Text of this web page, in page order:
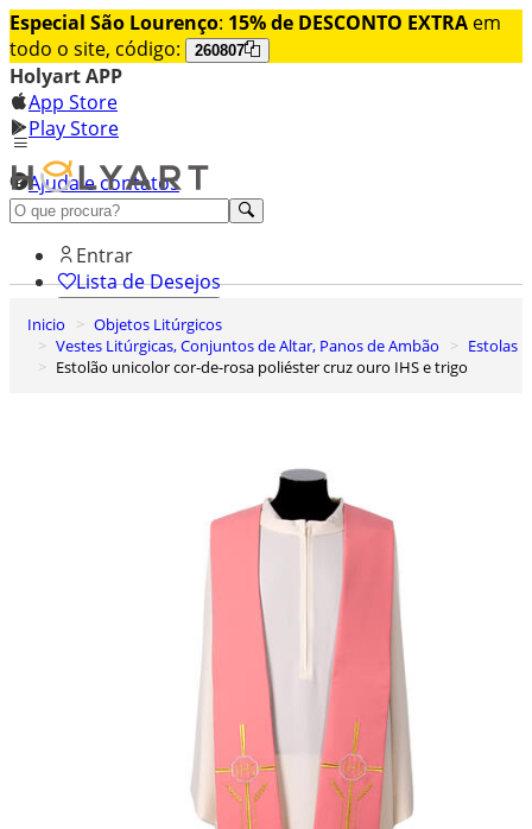
Especial São Lourenço: 15% de DESCONTO EXTRA em
todo o site, código:
260807
Holyart APP
App Store
Play Store
Ajuda e contatos
Conheça premium
Entrar
Lista de Desejos
0
Carrinho de Compras
Inicio
Objetos Litúrgicos
Vestes Litúrgicas, Conjuntos de Altar, Panos de Ambão
Estolas
Estolão unicolor cor-de-rosa poliéster cruz ouro IHS e trigo